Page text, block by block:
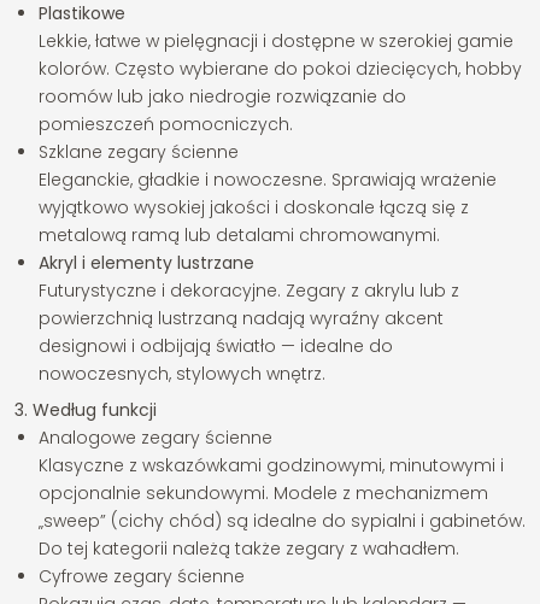
Plastikowe
Lekkie, łatwe w pielęgnacji i dostępne w szerokiej gamie
kolorów. Często wybierane do pokoi dziecięcych, hobby
roomów lub jako niedrogie rozwiązanie do
pomieszczeń pomocniczych.
Szklane zegary ścienne
Eleganckie, gładkie i nowoczesne. Sprawiają wrażenie
wyjątkowo wysokiej jakości i doskonale łączą się z
metalową ramą lub detalami chromowanymi.
Akryl i elementy lustrzane
Futurystyczne i dekoracyjne. Zegary z akrylu lub z
powierzchnią lustrzaną nadają wyraźny akcent
designowi i odbijają światło — idealne do
nowoczesnych, stylowych wnętrz.
3. Według funkcji
Analogowe zegary ścienne
Klasyczne z wskazówkami godzinowymi, minutowymi i
opcjonalnie sekundowymi. Modele z mechanizmem
„sweep” (cichy chód) są idealne do sypialni i gabinetów.
Do tej kategorii należą także zegary z wahadłem.
Cyfrowe zegary ścienne